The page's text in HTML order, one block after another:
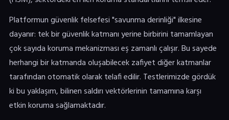
Platformun güvenlik felsefesi "savunma derinliği" ilkesine
dayanır: tek bir güvenlik katmanı yerine birbirini tamamlayan
çok sayıda koruma mekanizması eş zamanlı çalışır. Bu sayede
herhangi bir katmanda oluşabilecek zafiyet diğer katmanlar
tarafından otomatik olarak telafi edilir. Testlerimizde gördük
ki bu yaklaşım, bilinen saldırı vektörlerinin tamamına karşı
etkin koruma sağlamaktadır.